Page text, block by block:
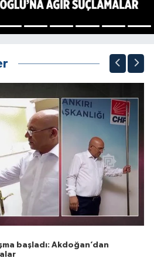
başladı: Akdoğan’dan